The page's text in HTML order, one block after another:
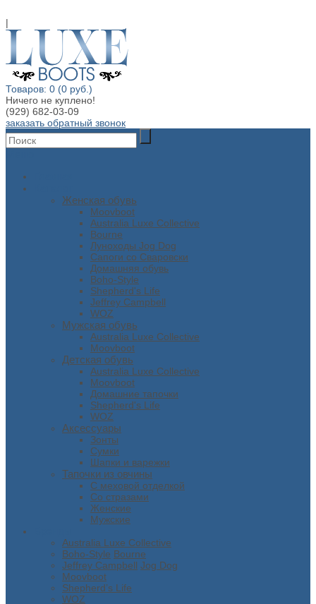
|
Товаров: 0 (0 руб.)
Ничего не куплено!
(929) 682-03-09
заказать обратный звонок
Женская обувь
Moovboot
Australia Luxe Collective
Bourne
Луноходы Jog Dog
Сапоги со Сваровски
Домашняя обувь
Boho-Style
Shepherd's Life
Jeffrey Campbell
WOZ
Мужская обувь
Australia Luxe Collective
Moovboot
Детская обувь
Australia Luxe Collective
Moovboot
Домашние тапочки
Shepherd's Life
WOZ
Аксессуары
Зонты
Сумки
Шапки и варежки
Тапочки из овчины
С меховой отделкой
Со стразами
Женские
Мужские
Australia Luxe Collective
Boho-Style Bourne
Jeffrey Campbell Jog Dog
Moovboot
Shepherd’s Life
WOZ